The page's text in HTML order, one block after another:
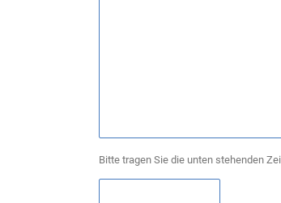
Bitte tragen Sie die unten stehenden